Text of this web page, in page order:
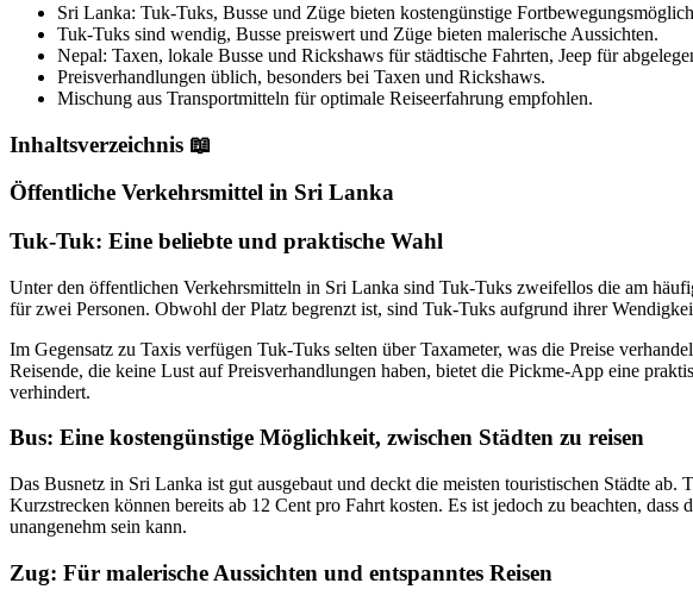
Sri Lanka: Tuk-Tuks, Busse und Züge bieten kostengünstige
Tuk-Tuks sind wendig, Busse preiswert und Züge bieten malerische Aussichten.
Nepal: Taxen, lokale Busse und Rickshaws für städtische Fahrten, Jeep für
Preisverhandlungen üblich, besonders bei Taxen und Rickshaws.
Mischung aus Transportmitteln für optimale Reiseerfahrung empfohlen.
Inhaltsverzeichnis 📖
Öffentliche Verkehrsmittel in Sri Lanka
Tuk-Tuk: Eine beliebte und praktische Wahl
Unter den öffentlichen Verkehrsmitteln in Sri Lanka sind Tuk-Tuks zweifellos die am
für zwei Personen. Obwohl der Platz begrenzt ist, sind Tuk-Tuks aufgrund ihrer
Im Gegensatz zu Taxis verfügen Tuk-Tuks selten über Taxameter, was die Preise
Reisende, die keine Lust auf Preisverhandlungen haben, bietet die Pickme-App eine
verhindert.
Bus: Eine kostengünstige Möglichkeit, zwischen Städten zu reisen
Das Busnetz in Sri Lanka ist gut ausgebaut und deckt die meisten touristischen Städte
Kurzstrecken können bereits ab 12 Cent pro Fahrt kosten. Es ist jedoch zu beachten,
unangenehm sein kann.
Zug: Für malerische Aussichten und entspanntes Reisen